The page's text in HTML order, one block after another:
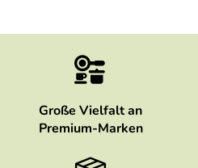
Große Vielfalt an
Premium-Marken